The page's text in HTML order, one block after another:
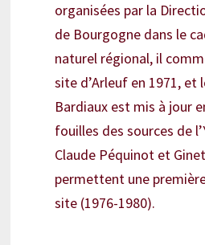
organisées par la
de Bourgogne dans le
naturel régional, il
site d’Arleuf en 1971, et
Bardiaux est mis à jour
fouilles des sources de
Claude Péquinot et
permettent une
site (1976-1980).